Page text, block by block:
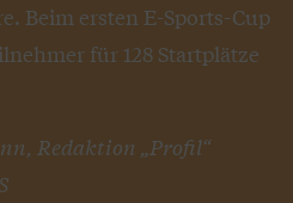
Beim ersten E-Sports-Cup
für 128 Startplätze
Redaktion „Profil“